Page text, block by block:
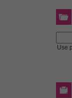
Use